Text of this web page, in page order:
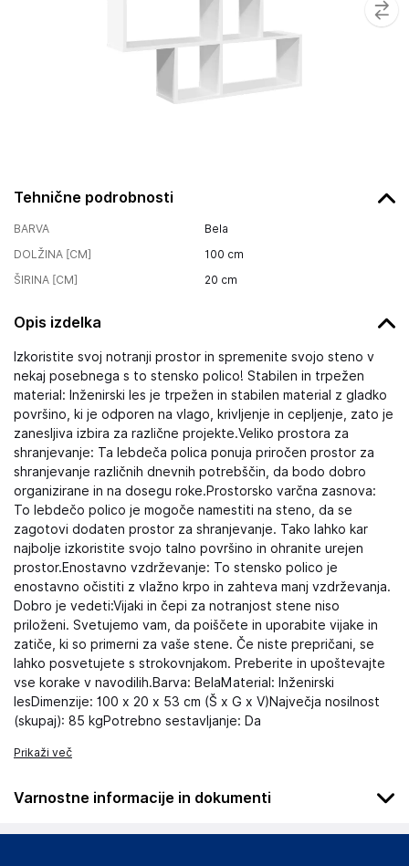
Tehnične podrobnosti
BARVA
Bela
DOLŽINA [CM]
100 cm
ŠIRINA [CM]
20 cm
Opis izdelka
Izkoristite svoj notranji prostor in spremenite svojo steno v
nekaj posebnega s to stensko polico! Stabilen in trpežen
material: Inženirski les je trpežen in stabilen material z gladko
površino, ki je odporen na vlago, krivljenje in cepljenje, zato je
zanesljiva izbira za različne projekte.Veliko prostora za
shranjevanje: Ta lebdeča polica ponuja priročen prostor za
shranjevanje različnih dnevnih potrebščin, da bodo dobro
organizirane in na dosegu roke.Prostorsko varčna zasnova:
To lebdečo polico je mogoče namestiti na steno, da se
zagotovi dodaten prostor za shranjevanje. Tako lahko kar
najbolje izkoristite svojo talno površino in ohranite urejen
prostor.Enostavno vzdrževanje: To stensko polico je
enostavno očistiti z vlažno krpo in zahteva manj vzdrževanja.
Dobro je vedeti:Vijaki in čepi za notranjost stene niso
priloženi. Svetujemo vam, da poiščete in uporabite vijake in
zatiče, ki so primerni za vaše stene. Če niste prepričani, se
lahko posvetujete s strokovnjakom. Preberite in upoštevajte
vse korake v navodilih.Barva: BelaMaterial: Inženirski
lesDimenzije: 100 x 20 x 53 cm (Š x G x V)Največja nosilnost
(skupaj): 85 kgPotrebno sestavljanje: Da
Prikaži več
Varnostne informacije in dokumenti
Podatki o proizvajalcu